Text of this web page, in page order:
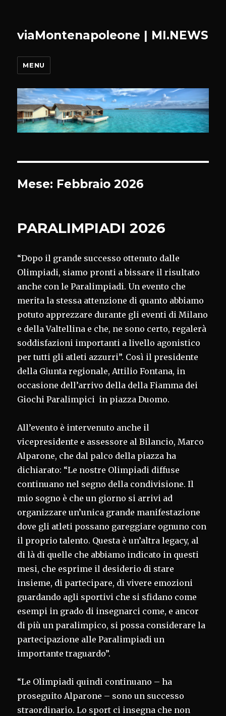
viaMontenapoleone | MI.NEWS
MENU
Mese: Febbraio 2026
PARALIMPIADI 2026
“Dopo il grande successo ottenuto dalle
Olimpiadi, siamo pronti a bissare il risultato
anche con le Paralimpiadi. Un evento che
merita la stessa attenzione di quanto abbiamo
potuto apprezzare durante gli eventi di Milano
e della Valtellina e che, ne sono certo, regalerà
soddisfazioni importanti a livello agonistico
per tutti gli atleti azzurri”. Così il presidente
della Giunta regionale, Attilio Fontana, in
occasione dell’arrivo della della Fiamma dei
Giochi Paralimpici in piazza Duomo.
All’evento è intervenuto anche il
vicepresidente e assessore al Bilancio, Marco
Alparone, che dal palco della piazza ha
dichiarato: “Le nostre Olimpiadi diffuse
continuano nel segno della condivisione. Il
mio sogno è che un giorno si arrivi ad
organizzare un’unica grande manifestazione
dove gli atleti possano gareggiare ognuno con
il proprio talento. Questa è un’altra legacy, al
di là di quelle che abbiamo indicato in questi
mesi, che esprime il desiderio di stare
insieme, di partecipare, di vivere emozioni
guardando agli sportivi che si sfidano come
esempi in grado di insegnarci come, e ancor
di più un paralimpico, si possa considerare la
partecipazione alle Paralimpiadi un
importante traguardo”.
“Le Olimpiadi quindi continuano – ha
proseguito Alparone – sono un successo
straordinario. Lo sport ci insegna che non